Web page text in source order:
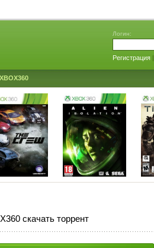
Логин:
Регистрация|
скачать торрент